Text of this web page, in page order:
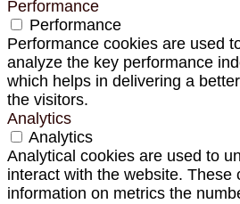
Performance
Performance
Performance cookies are used
analyze the key performance
which helps in delivering a
the visitors.
Analytics
Analytics
Analytical cookies are used to
interact with the website. These
information on metrics the